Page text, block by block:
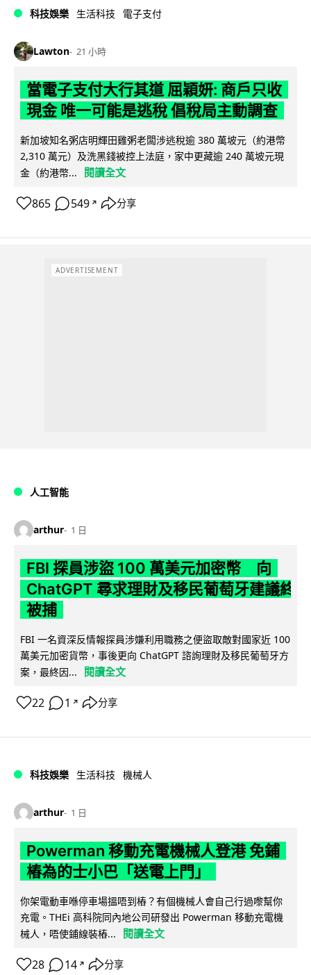
科技娛樂 生活科技 電子支付
Lawton 21 小時
當電子支付大行其道 屈穎妍: 商戶只收
現金 唯一可能是逃稅 倡稅局主動調查
新加坡知名粥店明輝田雞粥老闆涉逃稅逾 380 萬坡元（約港幣
2,310 萬元）及洗黑錢被控上法庭，家中更藏逾 240 萬坡元現
金（約港幣...
閱讀全文
865 549 ↗ 分享
ADVERTISEMENT
人工智能
arthur 1 日
FBI 探員涉盜 100 萬美元加密幣 向
ChatGPT 尋求理財及移民葡萄牙建議終
被捕
FBI 一名資深反情報探員涉嫌利用職務之便盜取敵對國家近 100
萬美元加密貨幣，事後更向 ChatGPT 諮詢理財及移民葡萄牙方
案，最終因...
閱讀全文
22 1 ↗ 分享
科技娛樂 生活科技 機械人
arthur 1 日
Powerman 移動充電機械人登港 免鋪
樁為的士小巴「送電上門」
你架電動車喺停車場搵唔到樁？有個機械人會自己行過嚟幫你
充電。THEi 高科院同內地公司研發出 Powerman 移動充電機
械人，唔使鋪線裝樁...
閱讀全文
28 14 ↗ 分享